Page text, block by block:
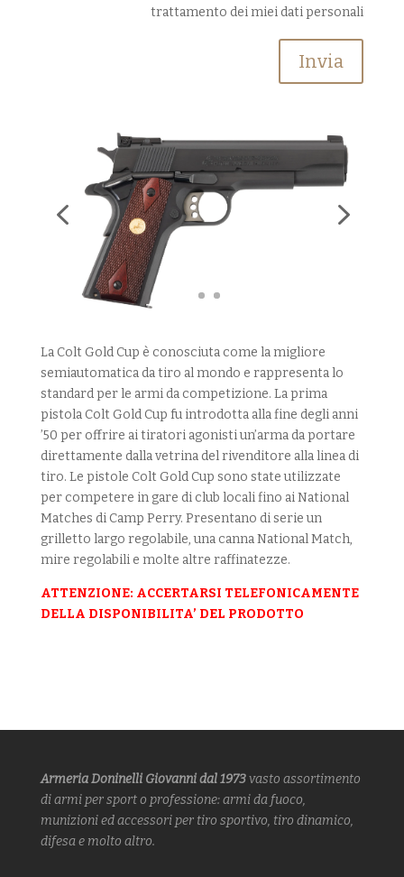
trattamento dei miei dati personali
Invia
La Colt Gold Cup è conosciuta come la migliore
semiautomatica da tiro al mondo e rappresenta lo
standard per le armi da competizione. La prima
pistola Colt Gold Cup fu introdotta alla fine degli anni
’50 per offrire ai tiratori agonisti un’arma da portare
direttamente dalla vetrina del rivenditore alla linea di
tiro. Le pistole Colt Gold Cup sono state utilizzate
per competere in gare di club locali fino ai National
Matches di Camp Perry. Presentano di serie un
grilletto largo regolabile, una canna National Match,
mire regolabili e molte altre raffinatezze.
ATTENZIONE: ACCERTARSI TELEFONICAMENTE
DELLA DISPONIBILITA’ DEL PRODOTTO
Armeria Doninelli Giovanni dal 1973vasto assortimento
di armi per sport o professione: armi da fuoco,
munizioni ed accessori per tiro sportivo, tiro dinamico,
difesae molto altro.